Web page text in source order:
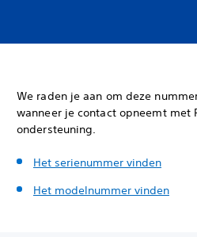
We raden je aan om deze
wanneer je contact opneemt met
ondersteuning.
Het serienummer vinden
Het modelnummer vinden